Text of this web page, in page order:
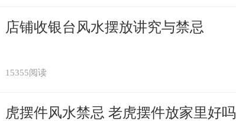
店铺收银台风水摆放讲究与禁忌
15355阅读
虎摆件风水禁忌 老虎摆件放家里好吗